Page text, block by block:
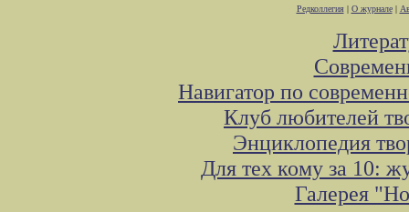
Редколлегия| О журнале|
Навигатор по
Клуб любителей
Энциклопедия
Для тех кому за 10:
Галерея